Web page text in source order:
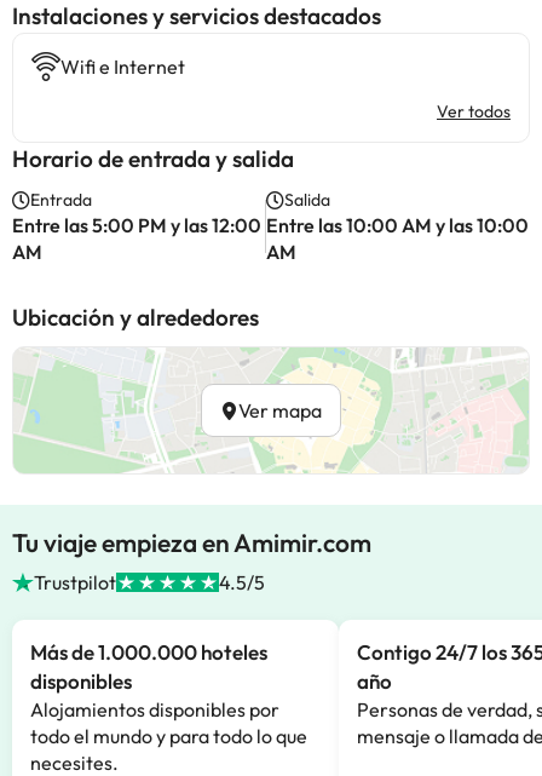
Instalaciones y servicios destacados
Wifi e Internet
Ver todos
Horario de entrada y salida
Entrada
Entre las 5:00 PM y las 12:00
AM
Salida
Entre las 10:00 AM y las 10:00
AM
Ubicación y alrededores
Ver mapa
Tu viaje empieza en Amimir.com
Trustpilot 4.5/5
Más de 1.000.000 hoteles
disponibles
Alojamientos disponibles por
todo el mundo y para todo lo que
necesites.
Contigo 24/7 los
año
Personas de verdad,
mensaje o llamada